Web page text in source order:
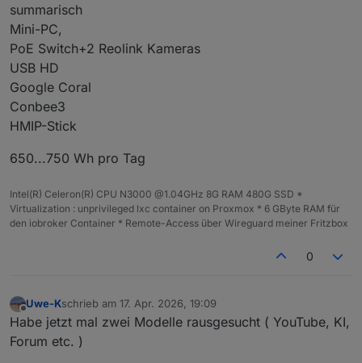
summarisch
Mini-PC,
PoE Switch+2 Reolink Kameras
USB HD
Google Coral
Conbee3
HMIP-Stick
650...750 Wh pro Tag
Intel(R) Celeron(R) CPU N3000 @1.04GHz 8G RAM 480G SSD *
Virtualization : unprivileged lxc container on Proxmox * 6 GByte RAM für
den iobroker Container * Remote-Access über Wireguard meiner Fritzbox
0
Offline
Uwe-Kschrieb am 17. Apr. 2026, 19:09
zuletzt editiert von
Habe jetzt mal zwei Modelle rausgesucht ( YouTube, KI,
Forum etc. )